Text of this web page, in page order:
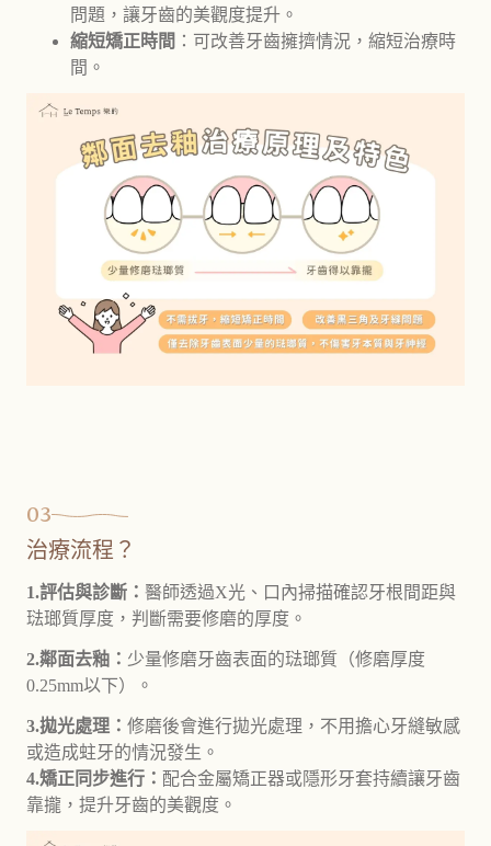
問題，讓牙齒的美觀度提升。
縮短矯正時間 ：可改善牙齒擁擠情況，縮短治療時
間。
03
治療流程？
1.評估與診斷： 醫師透過X光、口內掃描確認牙根間距與
琺瑯質厚度 ，判斷需要修磨的厚度。
2.鄰面去釉： 少量修磨牙齒表面的琺瑯質（修磨厚度
0.25mm以下）。
3.拋光處理： 修磨後會進行拋光處理，不用擔心牙縫敏感
或造成蛀牙的情況發生。
4.矯正同步進行： 配合金屬矯正器或隱形牙套持續讓牙齒
靠攏，提升牙齒的美觀度。